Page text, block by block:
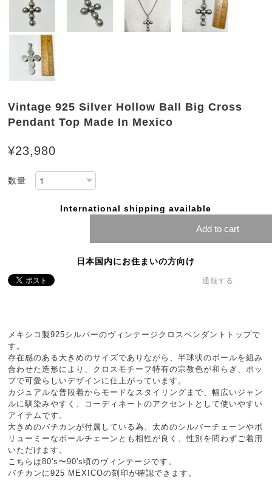
Vintage 925 Silver Hollow Ball Big Cross
Pendant Top Made In Mexico
¥23,980
数量
International shipping available
Add to cart
日本国内にお住まいの方向け
通報する
メキシコ製925シルバーのヴィンテージクロスペンダントトップで
す。
存在感のある大きめのサイズでありながら、半球状のボールを組み
合わせた造形により、クロスモチーフ特有の宗教色が和らぎ、ポッ
プで可愛らしいデザインに仕上がっています。
カジュアルな普段着からモードなスタイリングまで、幅広いジャン
ルに馴染みやすく、コーディネートのアクセントとして使いやすい
アイテムです。
大きめのバチカンが付属している為、太めのシルバーチェーンやボ
リューミーなボールチェーンとも相性が良く、性別を問わずご着用
いただけます。
こちらは80's〜90's頃のヴィンテージです。
バチカンに925 MEXICOの刻印が確認できます。